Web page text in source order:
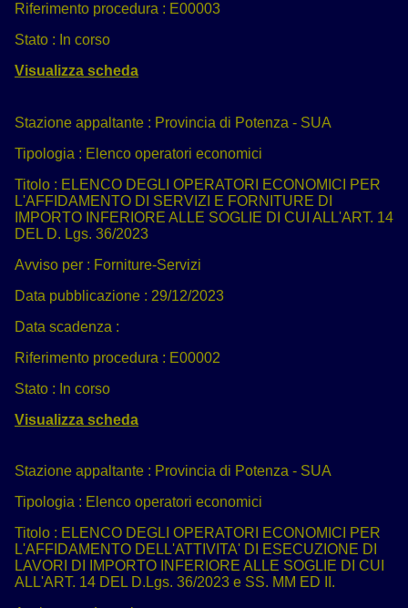
Riferimento procedura : E00003
Stato : In corso
Visualizza scheda
Stazione appaltante : Provincia di Potenza - SUA
Tipologia : Elenco operatori economici
Titolo : ELENCO DEGLI OPERATORI ECONOMICI PER
L'AFFIDAMENTO DI SERVIZI E FORNITURE DI
IMPORTO INFERIORE ALLE SOGLIE DI CUI ALL'ART. 14
DEL D. Lgs. 36/2023
Avviso per : Forniture-Servizi
Data pubblicazione : 29/12/2023
Data scadenza :
Riferimento procedura : E00002
Stato : In corso
Visualizza scheda
Stazione appaltante : Provincia di Potenza - SUA
Tipologia : Elenco operatori economici
Titolo : ELENCO DEGLI OPERATORI ECONOMICI PER
L'AFFIDAMENTO DELL'ATTIVITA' DI ESECUZIONE DI
LAVORI DI IMPORTO INFERIORE ALLE SOGLIE DI CUI
ALL'ART. 14 DEL D.Lgs. 36/2023 e SS. MM ED II.